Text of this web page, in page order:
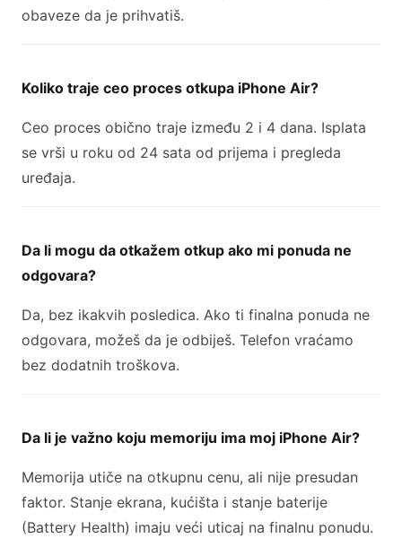
obaveze da je prihvatiš.
Koliko traje ceo proces otkupa iPhone Air?
Ceo proces obično traje između 2 i 4 dana. Isplata
se vrši u roku od 24 sata od prijema i pregleda
uređaja.
Da li mogu da otkažem otkup ako mi ponuda ne
odgovara?
Da, bez ikakvih posledica. Ako ti finalna ponuda ne
odgovara, možeš da je odbiješ. Telefon vraćamo
bez dodatnih troškova.
Da li je važno koju memoriju ima moj iPhone Air?
Memorija utiče na otkupnu cenu, ali nije presudan
faktor. Stanje ekrana, kućišta i stanje baterije
(Battery Health) imaju veći uticaj na finalnu ponudu.